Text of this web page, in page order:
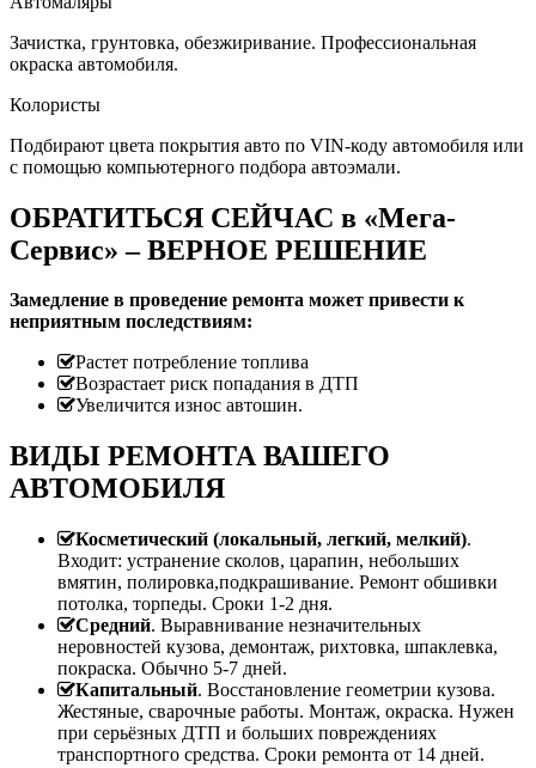
Зачистка, грунтовка, обезжиривание. Профессиональная
окраска автомобиля.
Колористы
Подбирают цвета покрытия авто по VIN-коду автомобиля или
с помощью компьютерного подбора автоэмали.
ОБРАТИТЬСЯ СЕЙЧАС в «Мега-
Сервис» – ВЕРНОЕ РЕШЕНИЕ
Замедление в проведение ремонта может привести к
неприятным последствиям:
Растет потребление топлива
Возрастает риск попадания в ДТП
Увеличится износ автошин.
ВИДЫ РЕМОНТА ВАШЕГО
АВТОМОБИЛЯ
Косметический (локальный, легкий, мелкий).
Входит: устранение сколов, царапин, небольших
вмятин, полировка,подкрашивание. Ремонт обшивки
потолка, торпеды. Сроки 1-2 дня.
Средний. Выравнивание незначительных
неровностей кузова, демонтаж, рихтовка, шпаклевка,
покраска. Обычно 5-7 дней.
Капитальный. Восстановление геометрии кузова.
Жестяные, сварочные работы. Монтаж, окраска. Нужен
при серьёзных ДТП и больших повреждениях
транспортного средства. Сроки ремонта от 14 дней.